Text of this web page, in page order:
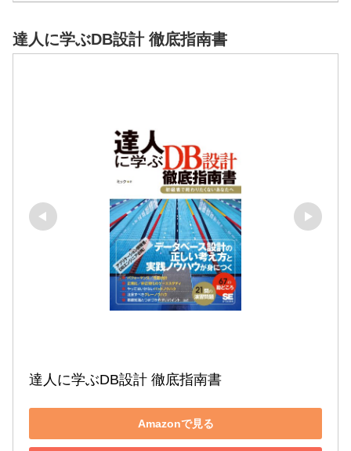
達人に学ぶDB設計 徹底指南書
達人に学ぶDB設計 徹底指南書
Amazonで見る